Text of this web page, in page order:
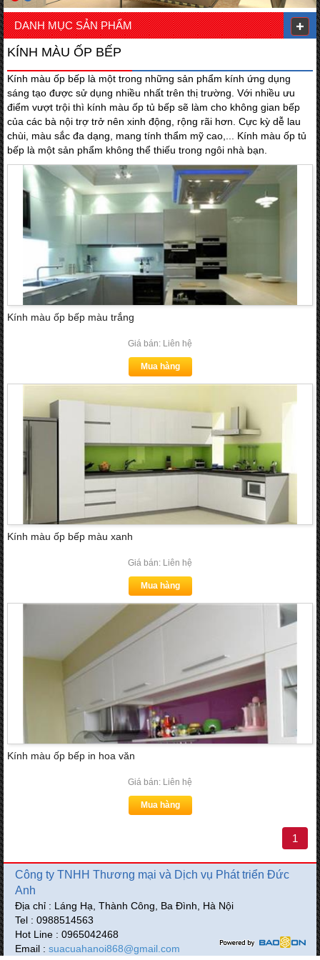
DANH MỤC SẢN PHẨM
KÍNH MÀU ỐP BẾP
Kính màu ốp bếp là một trong những sản phẩm kính ứng dụng
sáng tạo được sử dụng nhiều nhất trên thị trường. Với nhiều ưu
điểm vượt trội thì kính màu ốp tủ bếp sẽ làm cho không gian bếp
của các bà nội trợ trở nên xinh động, rộng rãi hơn. Cực kỳ dễ lau
chùi, màu sắc đa dạng, mang tính thẩm mỹ cao,... Kính màu ốp tủ
bếp là một sản phẩm không thể thiếu trong ngôi nhà bạn.
Kính màu ốp bếp màu trắng
Giá bán: Liên hệ
Mua hàng
Kính màu ốp bếp màu xanh
Giá bán: Liên hệ
Mua hàng
Kính màu ốp bếp in hoa văn
Giá bán: Liên hệ
Mua hàng
1
Công ty TNHH Thương mại và Dịch vụ Phát triển Đức
Anh
Địa chỉ : Láng Hạ, Thành Công, Ba Đình, Hà Nội
Tel : 0988514563
Hot Line : 0965042468
Email : suacuahanoi868@gmail.com